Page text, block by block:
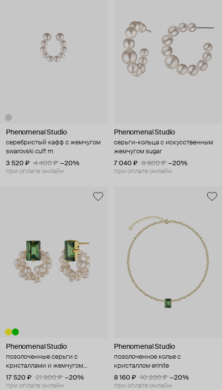
Phenomenal Studio
серебристый кафф с жемчугом
swarovski cuff m
3 520 ₽
4 400 ₽ −20%
при оплате онлайн
Phenomenal Studio
серьги-кольца с искусственным
жемчугом sugar
7 040 ₽
8 800 ₽ −20%
при оплате онлайн
Phenomenal Studio
позолоченные серьги с
кристаллами и жемчугом
swarovski step cut pearl erinite
17 520 ₽ 21 900 ₽ −20%
при оплате онлайн
Phenomenal Studio
позолоченное колье с
кристаллом erinite
8 160 ₽
10 200 ₽ −20%
при оплате онлайн